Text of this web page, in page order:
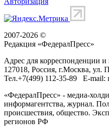
2007-2026 ©
Редакция «ФедералПресс»
Адрес для корреспонденции и
127018, Россия, г.Москва, ул.
Тел.+7(499) 112-35-89 E-mail:
«ФедералПресс» - медиа-
информагентства, журнал.
происшествия, общество.
регионов РФ